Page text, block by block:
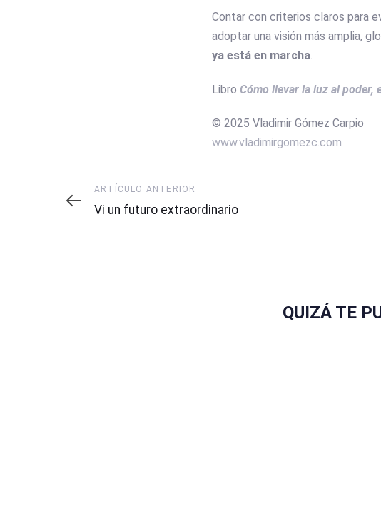
Contar con criterios claros para
adoptar una visión más amplia,
ya está en marcha
Libro Cómo llevar la luz al poder,
© 2025 Vladimir Gómez Carpio
www.vladimirgomezc.com
Artículo
anterior
ARTÍCULO ANTERIOR
Vi un futuro extraordinario
QUIZÁ TE